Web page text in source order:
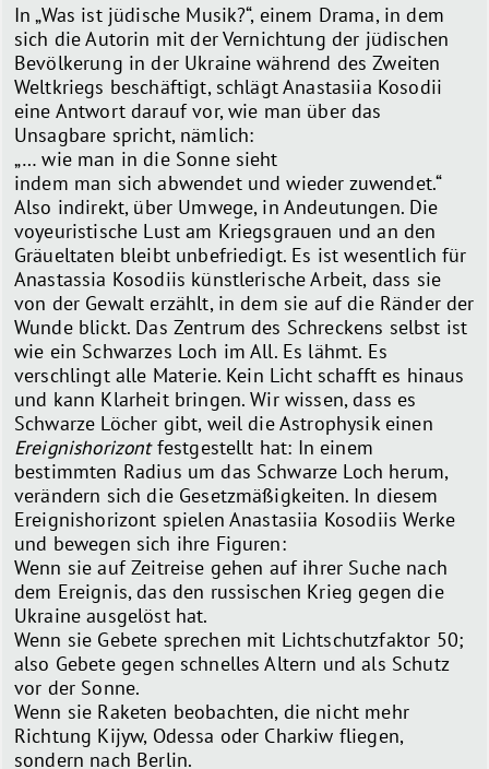
In „Was ist jüdische Musik?“, einem Drama, in dem
sich die Autorin mit der Vernichtung der jüdischen
Bevölkerung in der Ukraine während des Zweiten
Weltkriegs beschäftigt, schlägt Anastasiia Kosodii
eine Antwort darauf vor, wie man über das
Unsagbare spricht, nämlich:
„… wie man in die Sonne sieht
indem man sich abwendet und wieder zuwendet.“
Also indirekt, über Umwege, in Andeutungen. Die
voyeuristische Lust am Kriegsgrauen und an den
Gräueltaten bleibt unbefriedigt. Es ist wesentlich für
Anastassia Kosodiis künstlerische Arbeit, dass sie
von der Gewalt erzählt, in dem sie auf die Ränder der
Wunde blickt. Das Zentrum des Schreckens selbst ist
wie ein Schwarzes Loch im All. Es lähmt. Es
verschlingt alle Materie. Kein Licht schafft es hinaus
und kann Klarheit bringen. Wir wissen, dass es
Schwarze Löcher gibt, weil die Astrophysik einen
Ereignishorizontfestgestellt hat: In einem
bestimmten Radius um das Schwarze Loch herum,
verändern sich die Gesetzmäßigkeiten. In diesem
Ereignishorizont spielen Anastasiia Kosodiis Werke
und bewegen sich ihre Figuren:
Wenn sie auf Zeitreise gehen auf ihrer Suche nach
dem Ereignis, das den russischen Krieg gegen die
Ukraine ausgelöst hat.
Wenn sie Gebete sprechen mit Lichtschutzfaktor 50;
also Gebete gegen schnelles Altern und als Schutz
vor der Sonne.
Wenn sie Raketen beobachten, die nicht mehr
Richtung Kijyw, Odessa oder Charkiw fliegen,
sondern nach Berlin.